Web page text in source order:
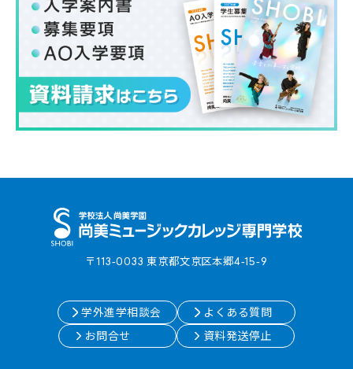
〒113-0033 東京都⽂京区本郷4-15-9
学外進学相談会
よくある質問
お問合せ
資料発送停止